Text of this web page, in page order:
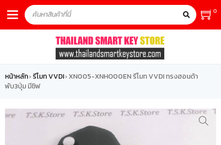
0
หน้าหลัก› รีโมท VVDI› XN005-XNHO00EN รีโมท VVDI ทรงฮอนด้า
พับ3ปุ่ม มีชิฟ